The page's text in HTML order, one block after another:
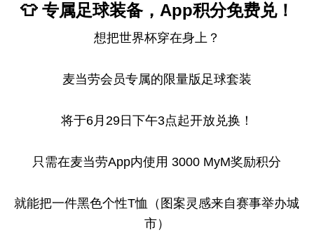
👕 专属足球装备，App积分免费兑！
想把世界杯穿在身上？
麦当劳会员专属的限量版足球套装
将于6月29日下午3点起开放兑换！
只需在麦当劳App内使用 3000 MyM奖励积分
就能把一件黑色个性T恤（图案灵感来自赛事举办城
市）